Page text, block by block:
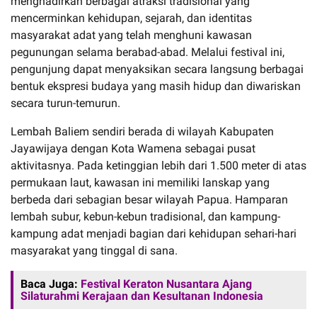
mencerminkan kehidupan, sejarah, dan identitas
masyarakat adat yang telah menghuni kawasan
pegunungan selama berabad-abad. Melalui festival ini,
pengunjung dapat menyaksikan secara langsung berbagai
bentuk ekspresi budaya yang masih hidup dan diwariskan
secara turun-temurun.
Lembah Baliem sendiri berada di wilayah Kabupaten
Jayawijaya dengan Kota Wamena sebagai pusat
aktivitasnya. Pada ketinggian lebih dari 1.500 meter di atas
permukaan laut, kawasan ini memiliki lanskap yang
berbeda dari sebagian besar wilayah Papua. Hamparan
lembah subur, kebun-kebun tradisional, dan kampung-
kampung adat menjadi bagian dari kehidupan sehari-hari
masyarakat yang tinggal di sana.
Baca Juga: Festival Keraton Nusantara Ajang
Silaturahmi Kerajaan dan Kesultanan Indonesia